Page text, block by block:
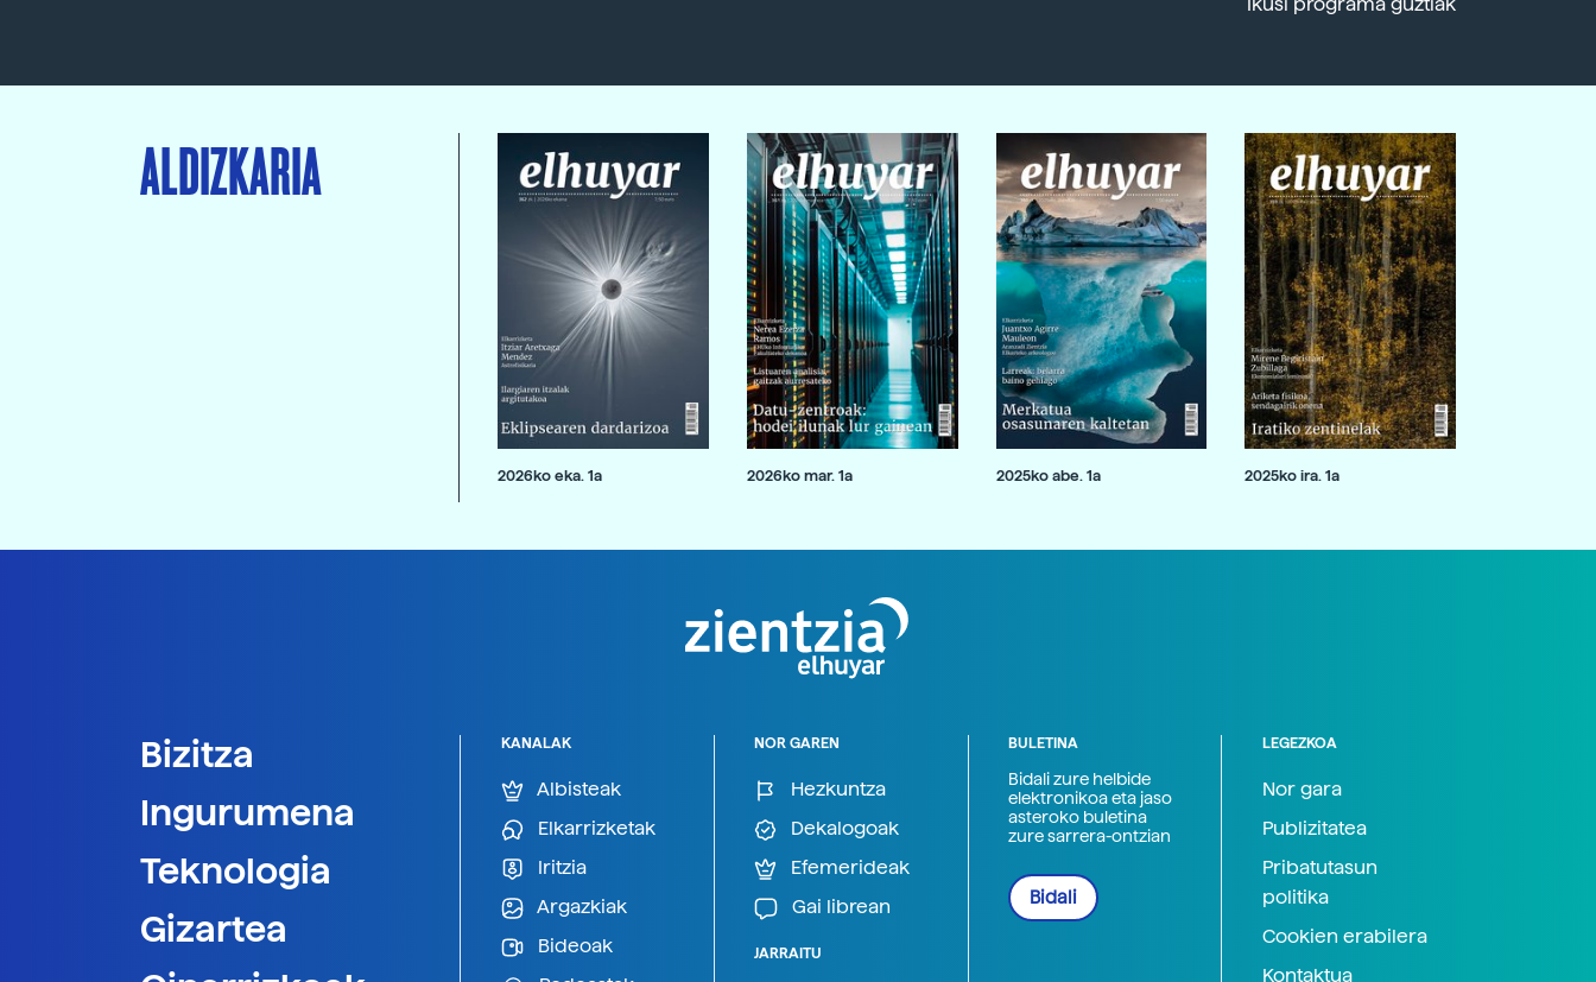
ALDIZKARIA
2026ko eka. 1a 2026ko mar. 1a 2025ko abe. 1a 2025ko ira. 1a
Bizitza
Ingurumena
Teknologia
Gizartea
KANALAK
Albisteak
Elkarrizketak
Iritzia
Argazkiak
Bideoak
NOR GAREN
Hezkuntza
Dekalogoak
Efemerideak
Gai librean
JARRAITU
BULETINA
Bidali zure helbide
elektronikoa eta jaso
asteroko buletina
zure sarrera-ontzian
Bidali
LEGEZKOA
Nor gara
Publizitatea
Pribatutasun
politika
Cookien erabilera
Kontaktua